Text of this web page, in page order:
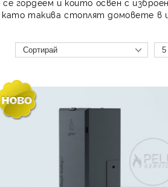
такива стоплят домовете в